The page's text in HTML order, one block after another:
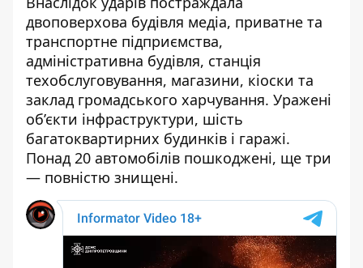
двоповерхова будівля медіа, приватне та
транспортне підприємства,
адміністративна будівля, станція
техобслуговування, магазини, кіоски та
заклад громадського харчування. Уражені
об’єкти інфраструктури, шість
багатоквартирних будинків і гаражі.
Понад 20 автомобілів пошкоджені, ще три
— повністю знищені.